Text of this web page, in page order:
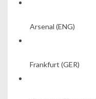
Arsenal (ENG)
Frankfurt (GER)